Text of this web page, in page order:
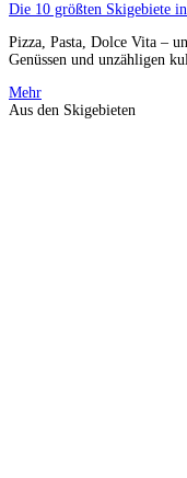
Die 10 größten Skigebiete
Pizza, Pasta, Dolce Vita –
Genüssen und unzähligen
Mehr
Aus den Skigebieten